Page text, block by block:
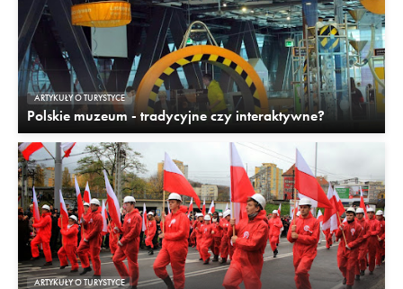
ARTYKUŁY O TURYSTYCE
Polskie muzeum - tradycyjne czy interaktywne?
ARTYKUŁY O TURYSTYCE